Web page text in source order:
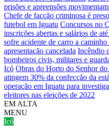
prisões e apreensões
Chefe de facção criminosa é
futebol em Iguatu Concursos no
inscrições abertas e salários de
sofre acidente de carro a
apresentação cancelada Incêndio
bombeiros civis, militares e
Icó Obras do Horto do Senhor
atingem 30% da confecção da
operação em Iguatu para
eleitores nas eleições de 2022
EM ALTA
MENU
Icó